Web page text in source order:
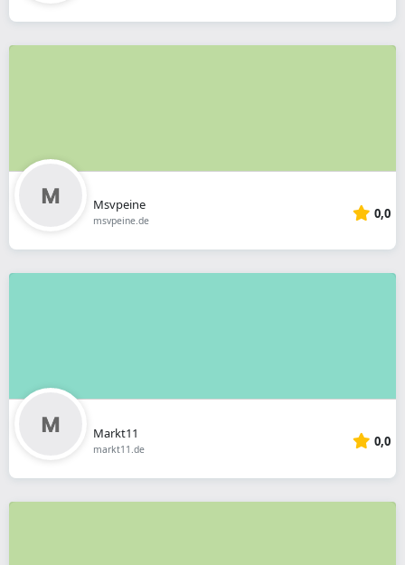
Msvpeine
msvpeine.de 0,0
Markt11
markt11.de 0,0